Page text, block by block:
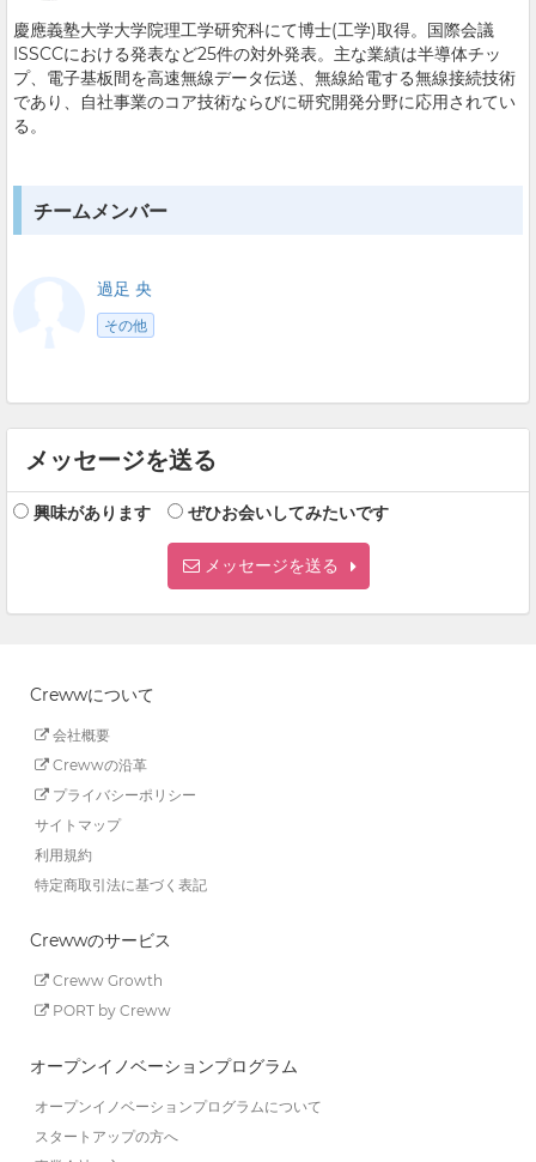
慶應義塾大学大学院理工学研究科にて博士(工学)取得。国際会議
ISSCCにおける発表など25件の対外発表。主な業績は半導体チッ
プ、電子基板間を高速無線データ伝送、無線給電する無線接続技術
であり、自社事業のコア技術ならびに研究開発分野に応用されてい
る。
チームメンバー
過足 央
その他
メッセージを送る
興味があります ぜひお会いしてみたいです
メッセージを送る
Crewwについて
会社概要
Crewwの沿革
プライバシーポリシー
サイトマップ
利用規約
特定商取引法に基づく表記
Crewwのサービス
Creww Growth
PORT by Creww
オープンイノベーションプログラム
オープンイノベーションプログラムについて
スタートアップの方へ